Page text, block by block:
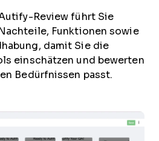
Review führt Sie
Funktionen sowie
damit Sie die
einschätzen und bewerten
Bedürfnissen passt.